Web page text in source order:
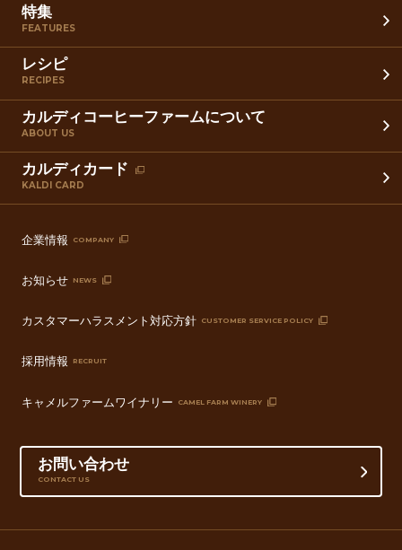
特集
FEATURES
レシピ
RECIPES
カルディコーヒーファームについて
ABOUT US
カルディカード
KALDI CARD
企業情報 COMPANY
お知らせ NEWS
カスタマーハラスメント対応方針 CUSTOMER SERVICE POLICY
採用情報 RECRUIT
キャメルファームワイナリー CAMEL FARM WINERY
お問い合わせ
CONTACT US